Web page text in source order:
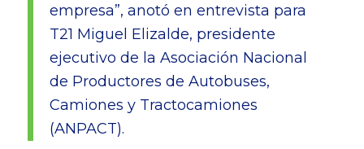
empresa”, anotó en entrevista para
T21 Miguel Elizalde, presidente
ejecutivo de la Asociación Nacional
de Productores de Autobuses,
Camiones y Tractocamiones
(ANPACT).